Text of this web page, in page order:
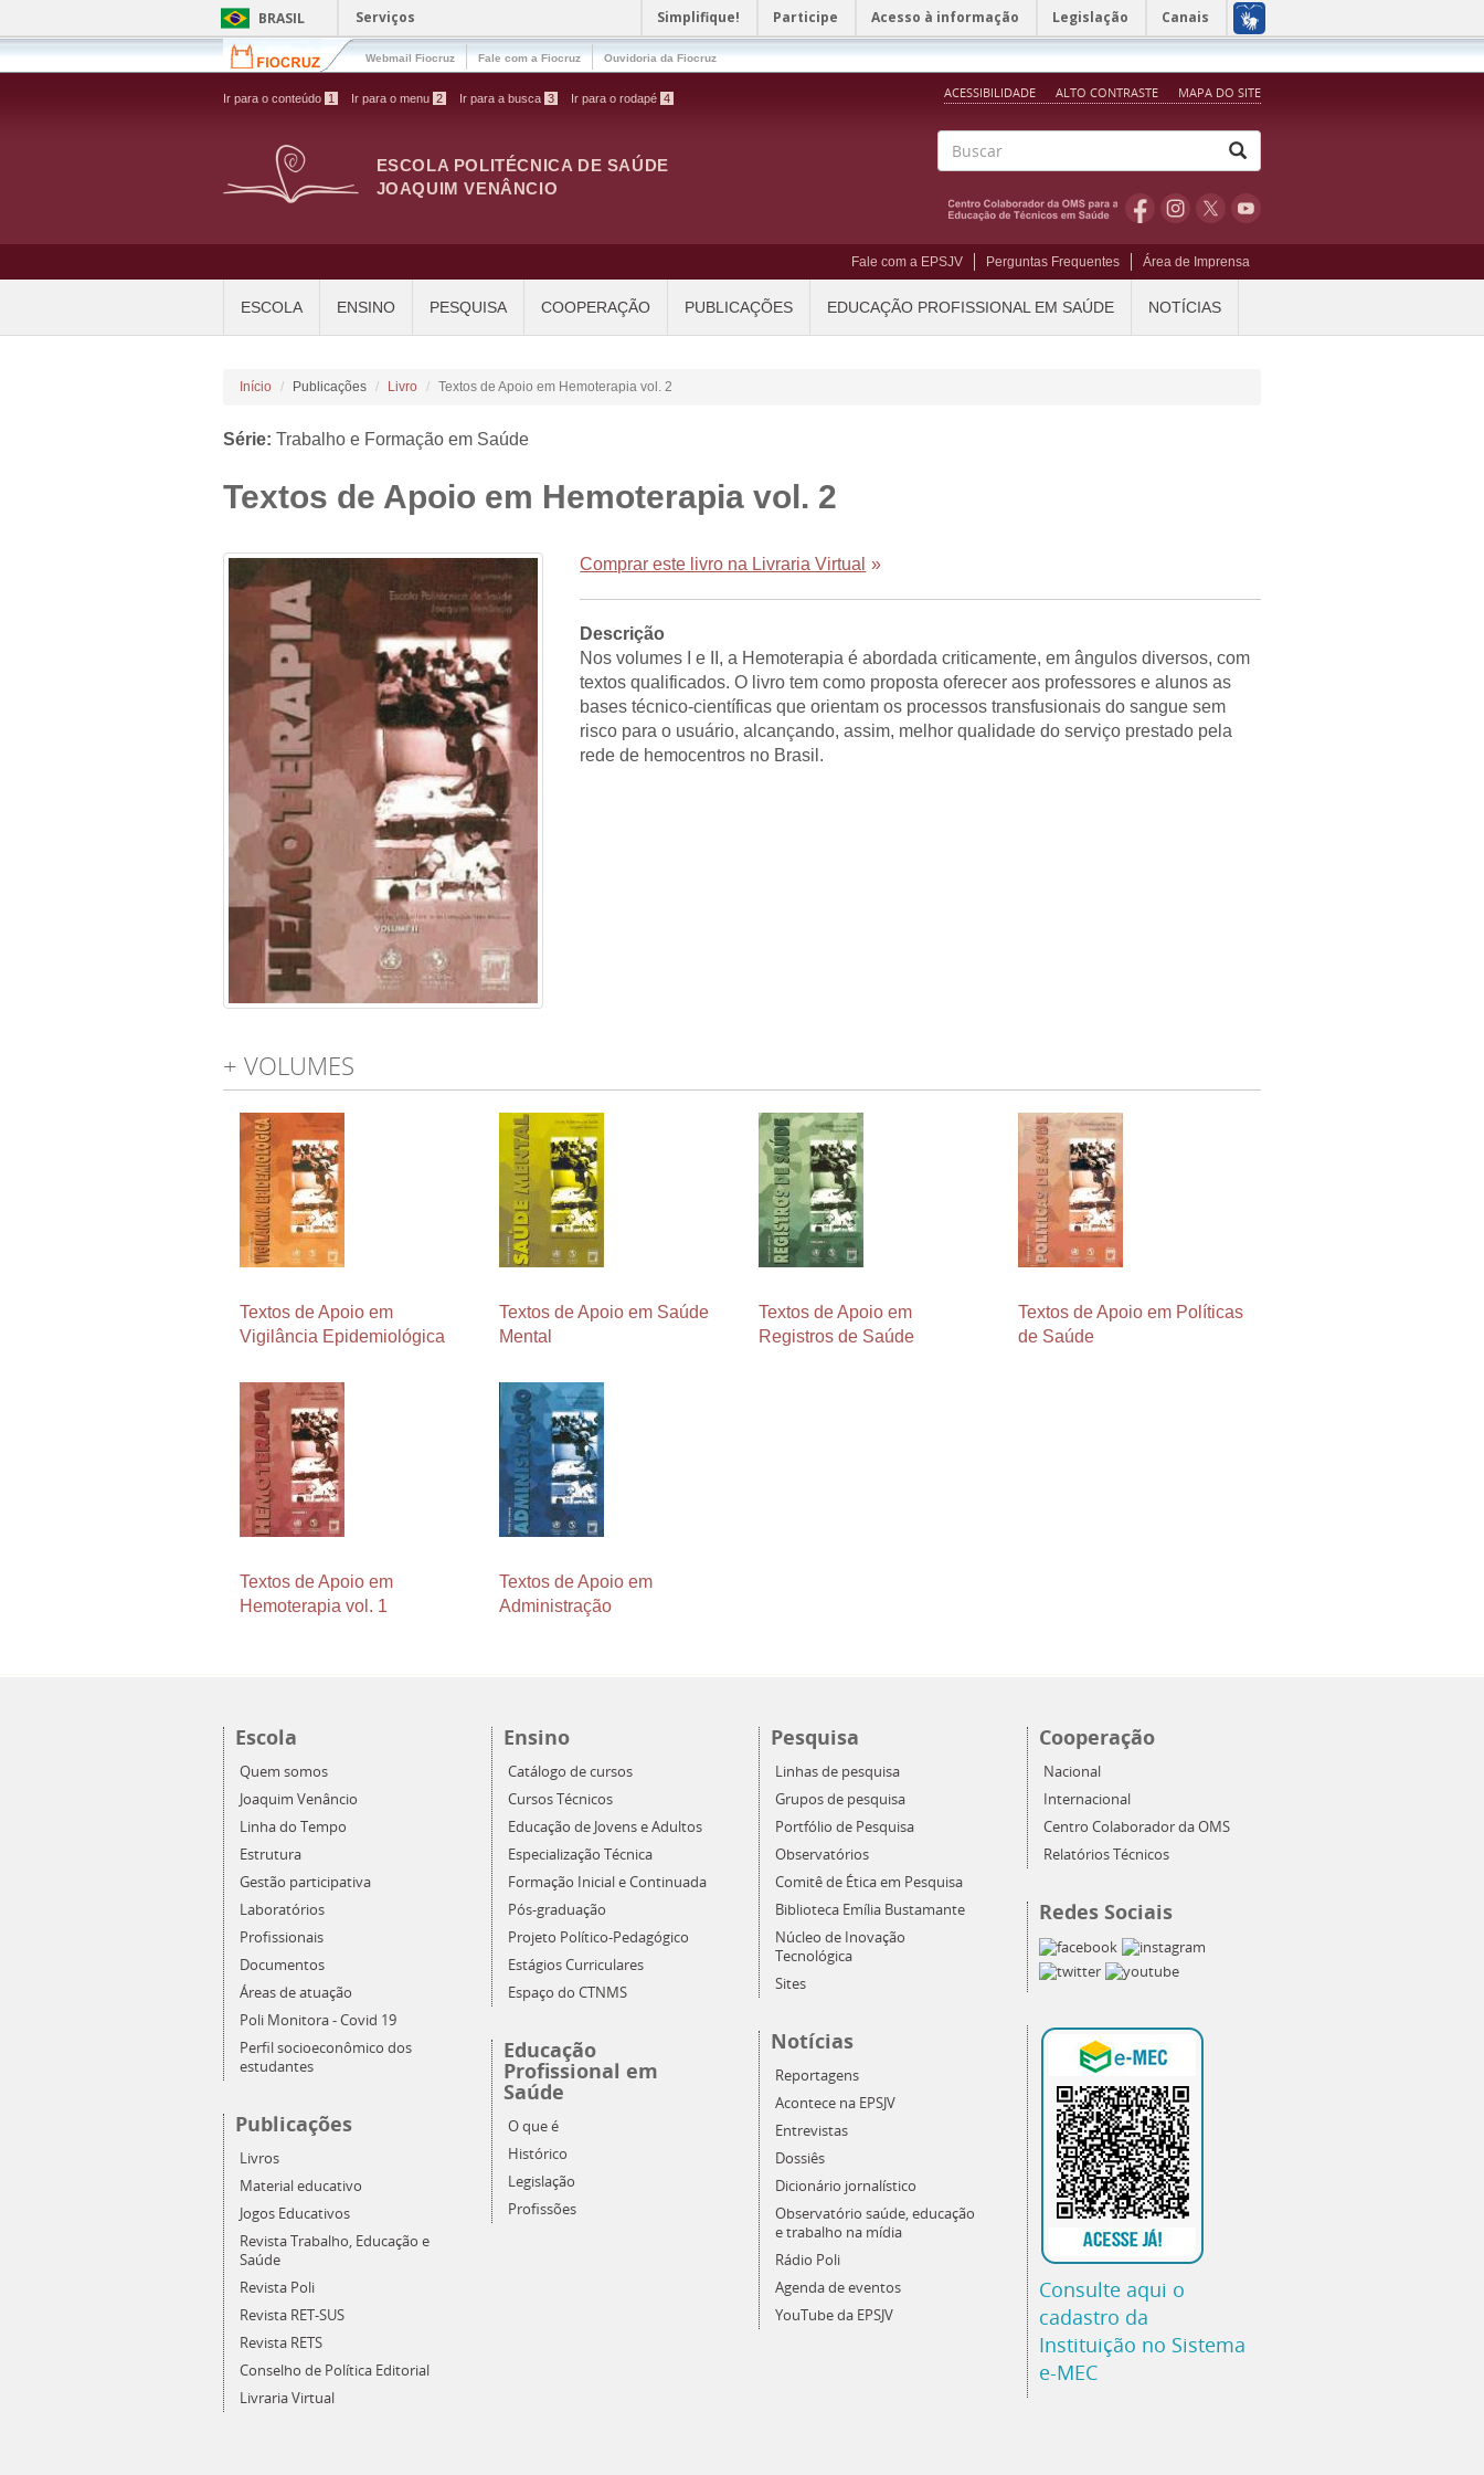
Pular para o conteúdo principal BRASIL Serviços Simplifique! Participe Acesso à informação Legislação Canais
Webmail Fiocruz Fale com a Fiocruz Ouvidoria da Fiocruz
Ir para o conteúdo 1 Ir para o menu 2 Ir para a busca 3 Ir para o rodapé 4 ACESSIBILIDADE ALTO CONTRASTE MAPA DO SITE
ESCOLA POLITÉCNICA DE SAÚDE
JOAQUIM VENÂNCIO
Fale com a EPSJV Perguntas Frequentes Área de Imprensa
ESCOLA ENSINO PESQUISA COOPERAÇÃO PUBLICAÇÕES EDUCAÇÃO PROFISSIONAL EM SAÚDE NOTÍCIAS
Início Publicações Livro Textos de Apoio em Hemoterapia vol. 2
Série: Trabalho e Formação em Saúde
Textos de Apoio em Hemoterapia vol. 2
Comprar este livro na Livraria Virtual »
Descrição
Nos volumes I e II, a Hemoterapia é abordada criticamente, em ângulos diversos, com
textos qualificados. O livro tem como proposta oferecer aos professores e alunos as
bases técnico-científicas que orientam os processos transfusionais do sangue sem
risco para o usuário, alcançando, assim, melhor qualidade do serviço prestado pela
rede de hemocentros no Brasil.
+ VOLUMES
Textos de Apoio em
Vigilância Epidemiológica
Textos de Apoio em Saúde
Mental
Textos de Apoio em
Registros de Saúde
Textos de Apoio em Políticas
de Saúde
Textos de Apoio em
Hemoterapia vol. 1
Textos de Apoio em
Administração
Escola
Quem somos
Joaquim Venâncio
Linha do Tempo
Estrutura
Gestão participativa
Laboratórios
Profissionais
Documentos
Áreas de atuação
Poli Monitora - Covid 19
Perfil socioeconômico dos
estudantes
Publicações
Livros
Material educativo
Jogos Educativos
Revista Trabalho, Educação e
Saúde
Revista Poli
Revista RET-SUS
Revista RETS
Conselho de Política Editorial
Livraria Virtual
Ensino
Catálogo de cursos
Cursos Técnicos
Educação de Jovens e Adultos
Especialização Técnica
Formação Inicial e Continuada
Pós-graduação
Projeto Político-Pedagógico
Estágios Curriculares
Espaço do CTNMS
Educação
Profissional em
Saúde
O que é
Histórico
Legislação
Profissões
Pesquisa
Linhas de pesquisa
Grupos de pesquisa
Portfólio de Pesquisa
Observatórios
Comitê de Ética em Pesquisa
Biblioteca Emília Bustamante
Núcleo de Inovação
Tecnológica
Sites
Notícias
Reportagens
Acontece na EPSJV
Entrevistas
Dossiês
Dicionário jornalístico
Observatório saúde, educação
e trabalho na mídia
Rádio Poli
Agenda de eventos
YouTube da EPSJV
Cooperação
Nacional
Internacional
Centro Colaborador da OMS
Relatórios Técnicos
Redes Sociais
Consulte aqui o
cadastro da
Instituição no Sistema
e-MEC